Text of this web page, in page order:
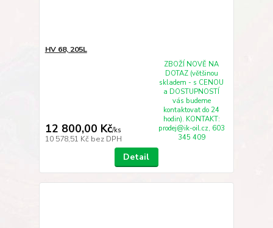
HV 68, 205L
12 800,00 Kč/ks
10 578,51 Kč bez DPH
ZBOŽÍ NOVĚ NA
DOTAZ (většinou
skladem - s CENOU
a DOSTUPNOSTÍ
vás budeme
kontaktovat do 24
hodin). KONTAKT:
prodej@ik-oil.cz, 603
345 409
Detail